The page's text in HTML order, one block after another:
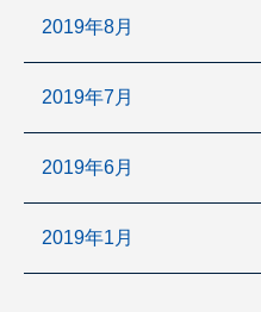
2019年8月
2019年7月
2019年6月
2019年1月